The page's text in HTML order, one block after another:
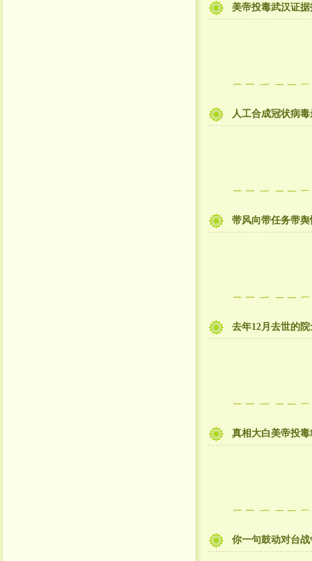
美帝投毒武汉证
人工合成冠状病
带风向带任务带
去年12月去世的
真相大白美帝投
你一句鼓动对台